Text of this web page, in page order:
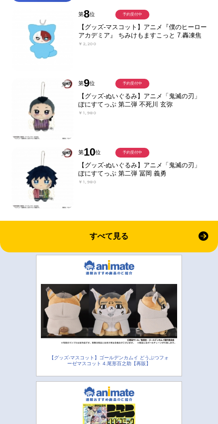
第8位
【グッズ-マスコット】アニメ『僕のヒーロー
アカデミア』 ちみけもますこっと 7.轟凍焦
￥2,200
予約受付中
第9位
【グッズ-ぬいぐるみ】アニメ「鬼滅の刃」
ぽにすてっぷ 第二弾 不死川 玄弥
￥1,980
予約受付中
第10位
【グッズ-ぬいぐるみ】アニメ「鬼滅の刃」
ぽにすてっぷ 第二弾 冨岡 義勇
￥1,980
予約受付中
すべて見る
【グッズ-マスコット】ゴールデンカムイ どうぶつフォ
ーゼマスコット 4.尾形百之助【再販】